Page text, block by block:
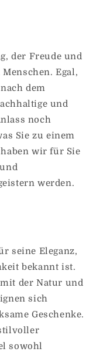
der Freude und
Egal,
dem
und
noch
Sie zu einem
wir für Sie
werden.
seine Eleganz,
bekannt ist.
der Natur und
sich
Geschenke.
sowohl